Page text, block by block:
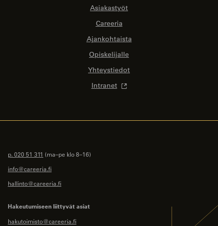
Asiakastyöt
Careeria
Ajankohtaista
Opiskelijalle
Yhteystiedot
Intranet
p. 020 51 311 (ma–pe klo 8–16)
info@careeria.fi
hallinto@careeria.fi
Hakeutumiseen liittyvät asiat
hakutoimisto@careeria.fi